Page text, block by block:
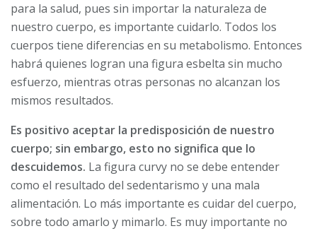
para la salud, pues sin importar la naturaleza de
nuestro cuerpo, es importante cuidarlo. Todos los
cuerpos tiene diferencias en su metabolismo. Entonces
habrá quienes logran una figura esbelta sin mucho
esfuerzo, mientras otras personas no alcanzan los
mismos resultados.
Es positivo aceptar la predisposición de nuestro
cuerpo; sin embargo, esto no significa que lo
descuidemos. La figura curvy no se debe entender
como el resultado del sedentarismo y una mala
alimentación. Lo más importante es cuidar del cuerpo,
sobre todo amarlo y mimarlo. Es muy importante no